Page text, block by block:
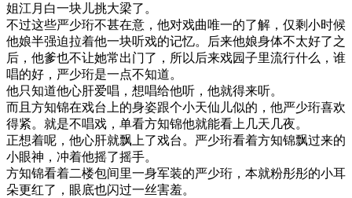
姐江月白一块儿挑大梁了。
不过这些严少珩不甚在意，他对戏曲唯一的了解，仅剩小时候
他娘半强迫拉着他一块听戏的记忆。后来他娘身体不太好了之
后，他爹也不让她常出门了，所以后来戏园子里流行什么，谁
唱的好，严少珩是一点不知道。
他只知道他心肝爱唱，想唱给他听，他就得来听。
而且方知锦在戏台上的身姿跟个小天仙儿似的，他严少珩喜欢
得紧。就是不唱戏，单看方知锦他就能看上几天几夜。
正想着呢，他心肝就飘上了戏台。严少珩看着方知锦飘过来的
小眼神，冲着他摇了摇手。
方知锦看着二楼包间里一身军装的严少珩，本就粉彤彤的小耳
朵更红了，眼底也闪过一丝害羞。